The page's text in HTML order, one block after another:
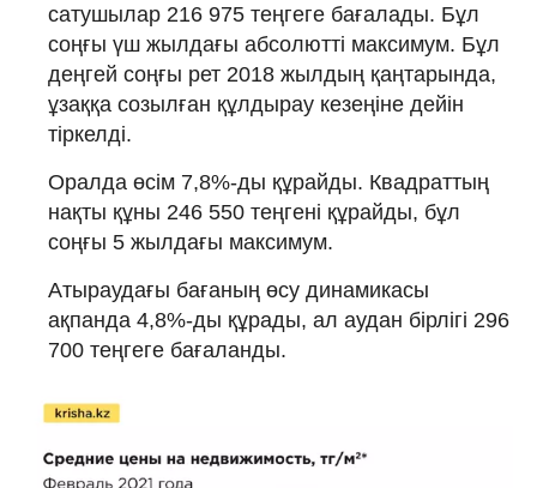
сатушылар 216 975 теңгеге бағалады. Бұл
соңғы үш жылдағы абсолютті максимум. Бұл
деңгей соңғы рет 2018 жылдың қаңтарында,
ұзаққа созылған құлдырау кезеңіне дейін
тіркелді.
Оралда өсім 7,8%-ды құрайды. Квадраттың
нақты құны 246 550 теңгені құрайды, бұл
соңғы 5 жылдағы максимум.
Атыраудағы бағаның өсу динамикасы
ақпанда 4,8%-ды құрады, ал аудан бірлігі 296
700 теңгеге бағаланды.